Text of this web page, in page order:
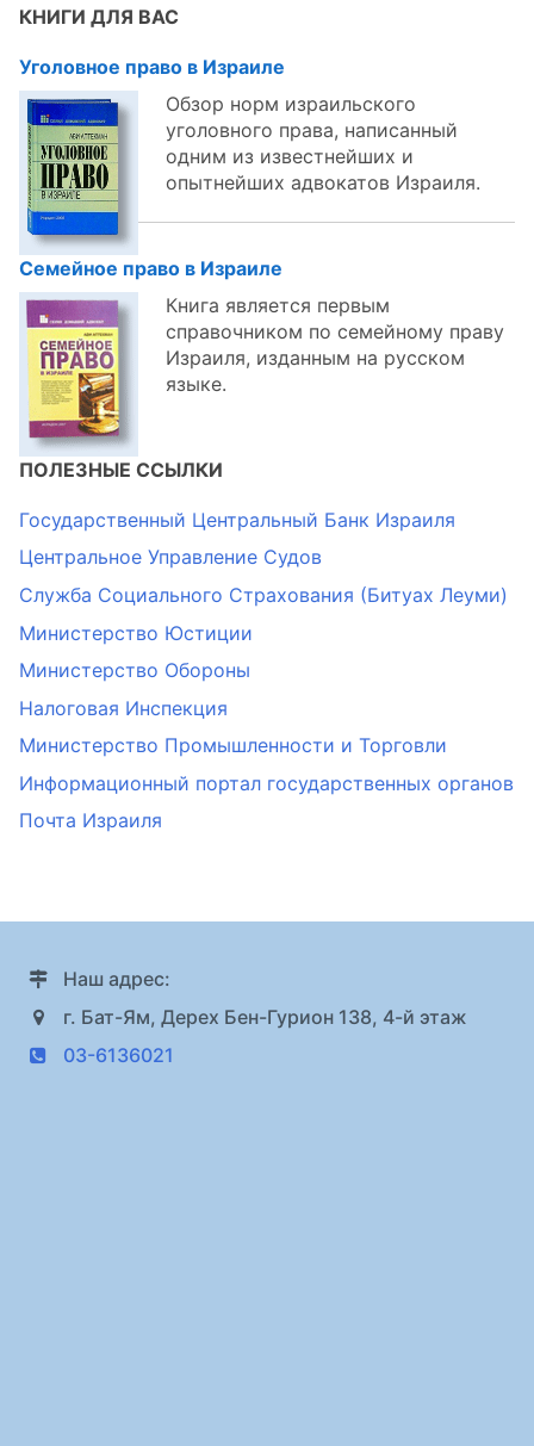
КНИГИ ДЛЯ ВАС
Уголовное право в Израиле
Обзор норм израильского
уголовного права, написанный
одним из известнейших и
опытнейших адвокатов Израиля.
Семейное право в Израиле
Книга является первым
справочником по семейному праву
Израиля, изданным на русском
языке.
ПОЛЕЗНЫЕ ССЫЛКИ
Государственный Центральный Банк Израиля
Центральное Управление Судов
Служба Социального Страхования (Битуах Леуми)
Министерство Юстиции
Министерство Обороны
Налоговая Инспекция
Министерство Промышленности и Торговли
Информационный портал государственных органов
Почта Израиля
Наш адрес:
г. Бат-Ям, Дерех Бен-Гурион 138, 4-й этаж
03-6136021